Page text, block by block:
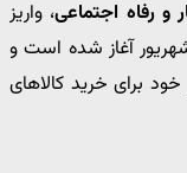
و رفاه اجتماعی، واریز
کالابرگ مرحله چهارم از صبح امروز ۱۹ شهریور آغاز شده است و
از اعتبار خود برای خرید کالاهای